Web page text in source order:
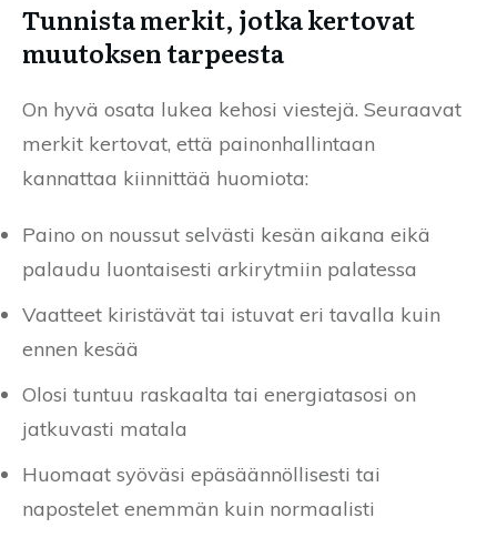
Tunnista merkit, jotka kertovat
muutoksen tarpeesta
On hyvä osata lukea kehosi viestejä. Seuraavat
merkit kertovat, että painonhallintaan
kannattaa kiinnittää huomiota:
Paino on noussut selvästi kesän aikana eikä
palaudu luontaisesti arkirytmiin palatessa
Vaatteet kiristävät tai istuvat eri tavalla kuin
ennen kesää
Olosi tuntuu raskaalta tai energiatasosi on
jatkuvasti matala
Huomaat syöväsi epäsäännöllisesti tai
napostelet enemmän kuin normaalisti